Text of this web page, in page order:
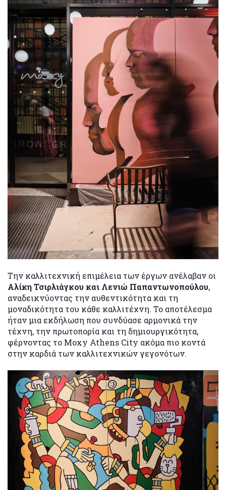
Την καλλιτεχνική επιμέλεια των έργων ανέλαβαν οι
Αλίκη Τσιρλιάγκου και Λενιώ Παπαντωνοπούλου,
αναδεικνύοντας την αυθεντικότητα και τη
μοναδικότητα του κάθε καλλιτέχνη. Το αποτέλεσμα
ήταν μια εκδήλωση που συνδύασε αρμονικά την
τέχνη, την πρωτοπορία και τη δημιουργικότητα,
φέρνοντας το Moxy Athens City ακόμα πιο κοντά
στην καρδιά των καλλιτεχνικών γεγονότων.